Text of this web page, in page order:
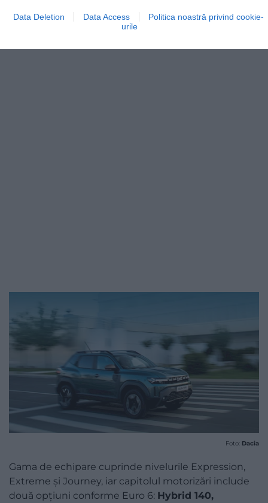
Data Deletion Data Access
Politica noastră privind cookie-
urile
Foto: Dacia
Gama de echipare cuprinde nivelurile Expression,
Extreme și Journey, iar capitolul motorizări include
două opțiuni conforme Euro 6: Hybrid 140,